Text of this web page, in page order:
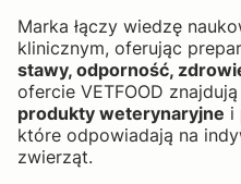
Marka łączy wiedzę
klinicznym, oferując
stawy, odporność,
ofercie VETFOOD
produkty weterynaryjne i
które odpowiadają na
zwierząt.